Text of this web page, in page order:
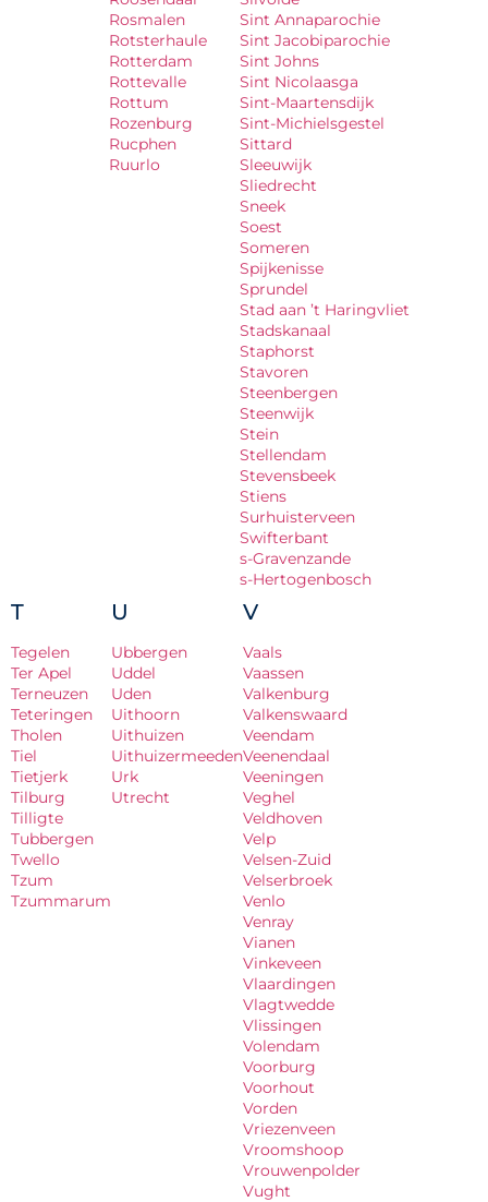
Rosmalen
Rotsterhaule
Rotterdam
Rottevalle
Rottum
Rozenburg
Rucphen
Ruurlo
Sint Annaparochie
Sint Jacobiparochie
Sint Johns
Sint Nicolaasga
Sint-Maartensdijk
Sint-Michielsgestel
Sittard
Sleeuwijk
Sliedrecht
Sneek
Soest
Someren
Spijkenisse
Sprundel
Stad aan ’t Haringvliet
Stadskanaal
Staphorst
Stavoren
Steenbergen
Steenwijk
Stein
Stellendam
Stevensbeek
Stiens
Surhuisterveen
Swifterbant
s-Gravenzande
s-Hertogenbosch
T
Tegelen
Ter Apel
Terneuzen
Teteringen
Tholen
Tiel
Tietjerk
Tilburg
Tilligte
Tubbergen
Twello
Tzum
Tzummarum
U
Ubbergen
Uddel
Uden
Uithoorn
Uithuizen
Uithuizermeeden
Urk
Utrecht
V
Vaals
Vaassen
Valkenburg
Valkenswaard
Veendam
Veenendaal
Veeningen
Veghel
Veldhoven
Velp
Velsen-Zuid
Velserbroek
Venlo
Venray
Vianen
Vinkeveen
Vlaardingen
Vlagtwedde
Vlissingen
Volendam
Voorburg
Voorhout
Vorden
Vriezenveen
Vroomshoop
Vrouwenpolder
Vught